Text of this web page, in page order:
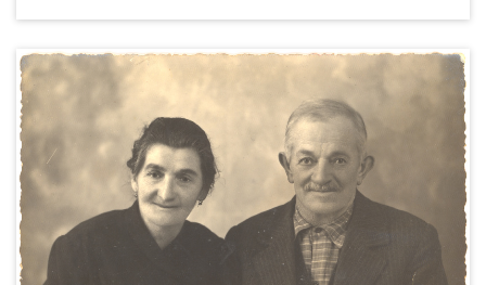
sua mamma, che ha accolto a
Pietramurata la sua famiglia fuggita dai
bombardamenti di Roma. Lei gli era
molto affezionata e perciò non poteva
mancare di portare con se questa foto in
Argentina quando la bambina è
emigrata.
La stampa misura 5,5x 8 cm ed ha un
bordo bianco.